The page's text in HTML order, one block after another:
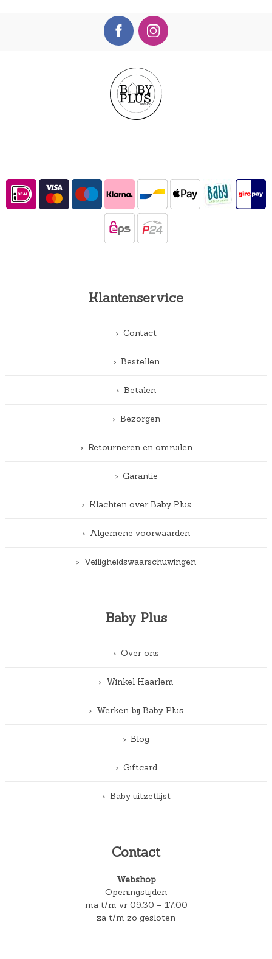
Klantenservice
Contact
Bestellen
Betalen
Bezorgen
Retourneren en omruilen
Garantie
Klachten over Baby Plus
Algemene voorwaarden
Veiligheidswaarschuwingen
Baby Plus
Over ons
Winkel Haarlem
Werken bij Baby Plus
Blog
Giftcard
Baby uitzetlijst
Contact
Webshop
Openingstijden
ma t/m vr 09.30 – 17.00
za t/m zo gesloten